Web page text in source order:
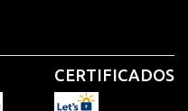
CERTIFICADOS